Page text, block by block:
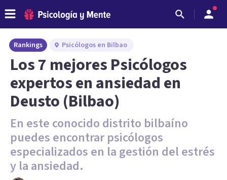
Rankings Psicólogos en Bilbao
Los 7 mejores Psicólogos
expertos en ansiedad en
Deusto (Bilbao)
En este conocido distrito bilbaíno
puedes encontrar psicólogos
especializados en la gestión del estrés
y la ansiedad.